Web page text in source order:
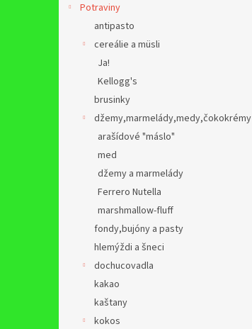
Potraviny
antipasto
cereálie a müsli
Ja!
Kellogg's
brusinky
džemy,marmelády,medy,čokokrémy
arašídové "máslo"
med
džemy a marmelády
Ferrero Nutella
marshmallow-fluff
fondy,bujóny a pasty
hlemýždi a šneci
dochucovadla
kakao
kaštany
kokos